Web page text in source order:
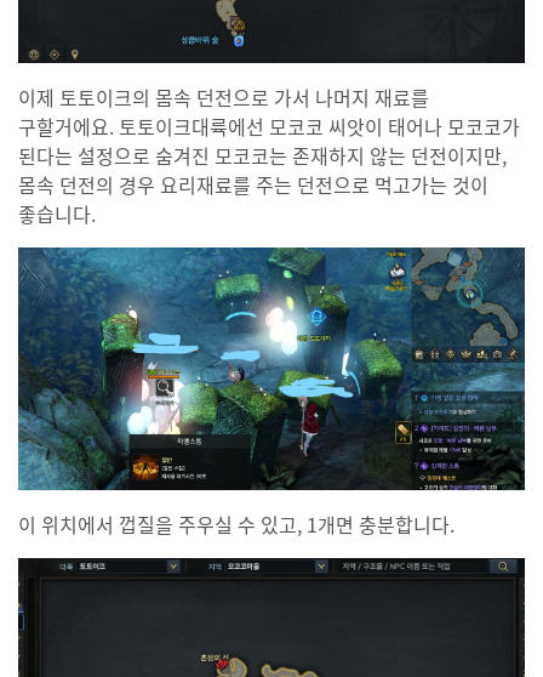
이제 토토이크의 몸속 던전으로 가서 나머지 재료를
구할거에요. 토토이크대륙에선 모코코 씨앗이 태어나 모코코가
된다는 설정으로 숨겨진 모코코는 존재하지 않는 던전이지만,
몸속 던전의 경우 요리재료를 주는 던전으로 먹고가는 것이
좋습니다.
이 위치에서 껍질을 주우실 수 있고, 1개면 충분합니다.